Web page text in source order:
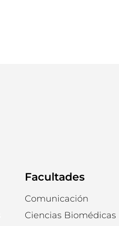
Facultades
Comunicación
Ciencias Biomédicas